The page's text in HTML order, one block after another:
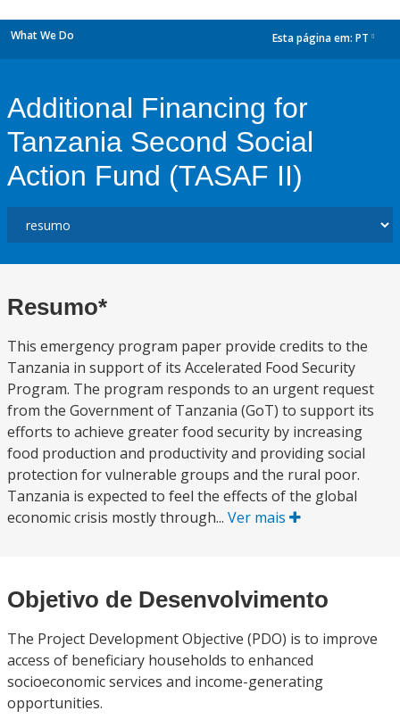
What We Do Esta página em: PT
Additional Financing for
Tanzania Second Social
Action Fund (TASAF II)
Resumo*
This emergency program paper provide credits to the
Tanzania in support of its Accelerated Food Security
Program. The program responds to an urgent request
from the Government of Tanzania (GoT) to support its
efforts to achieve greater food security by increasing
food production and productivity and providing social
protection for vulnerable groups and the rural poor.
Tanzania is expected to feel the effects of the global
economic crisis mostly through... Ver mais
Objetivo de Desenvolvimento
The Project Development Objective (PDO) is to improve
access of beneficiary households to enhanced
socioeconomic services and income-generating
opportunities.